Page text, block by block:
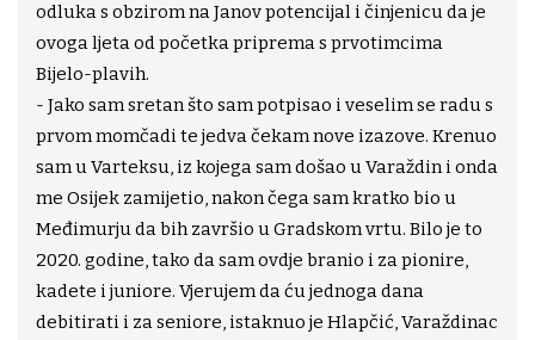
odluka s obzirom na Janov potencijal i činjenicu da je
ovoga ljeta od početka priprema s prvotimcima
Bijelo-plavih.
- Jako sam sretan što sam potpisao i veselim se radu s
prvom momčadi te jedva čekam nove izazove. Krenuo
sam u Varteksu, iz kojega sam došao u Varaždin i onda
me Osijek zamijetio, nakon čega sam kratko bio u
Međimurju da bih završio u Gradskom vrtu. Bilo je to
2020. godine, tako da sam ovdje branio i za pionire,
kadete i juniore. Vjerujem da ću jednoga dana
debitirati i za seniore, istaknuo je Hlapčić, Varaždinac